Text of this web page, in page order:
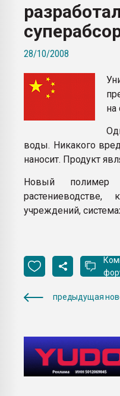
Armaloy PC/ABS-1IM черный цвет
ПЕРЕЙТИ НА ФОРУМ
28/10/2008
на
воды. Никакого
наносит. Продукт
Новый полимер
растениеводстве,
учреждений,
предыдущая